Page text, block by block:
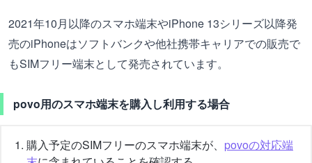
2021年10月以降のスマホ端末やiPhone 13シリーズ以降発
売のiPhoneはソフトバンクや他社携帯キャリアでの販売で
もSIMフリー端末として発売されています。
povo用のスマホ端末を購入し利用する場合
購入予定のSIMフリーのスマホ端末が、 povoの対応端